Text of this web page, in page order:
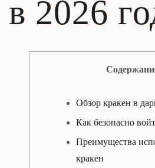
в 2026
Обзор кракен в
Как безопасно
Преимущества
кракен